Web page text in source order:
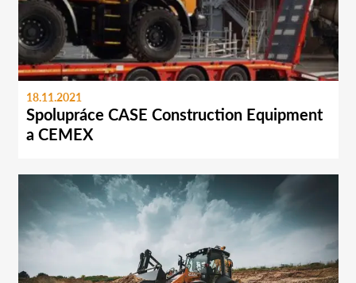
18.11.2021
Spolupráce CASE Construction Equipment
a CEMEX